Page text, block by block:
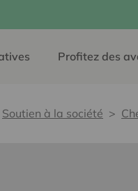
Profitez des
Soutien à la société